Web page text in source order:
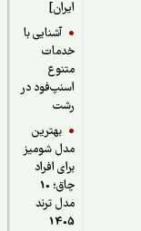
آشنایی با
خدمات
اسنپ‌فود در
بهترین
مدل شومیز
برای افراد
چاق؛ 10
مدل ترند